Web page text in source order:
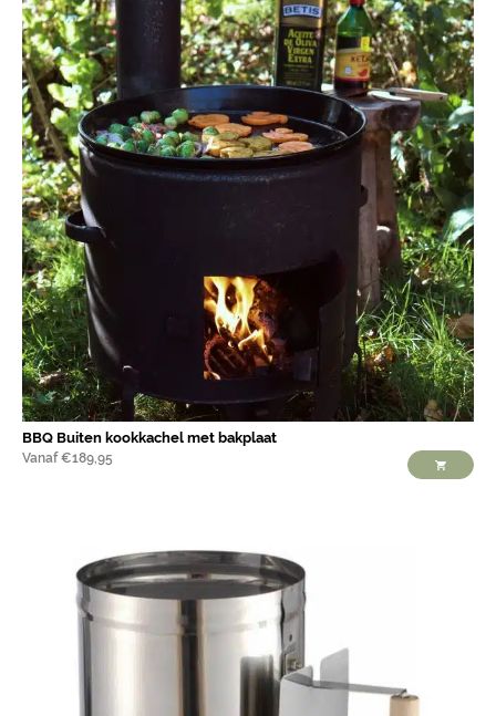
BBQ Buiten kookkachel met bakplaat
Vanaf €189,95